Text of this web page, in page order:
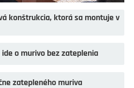
konštrukcia, ktorá sa montuje v
o murivo bez zateplenia
zatepleného muriva